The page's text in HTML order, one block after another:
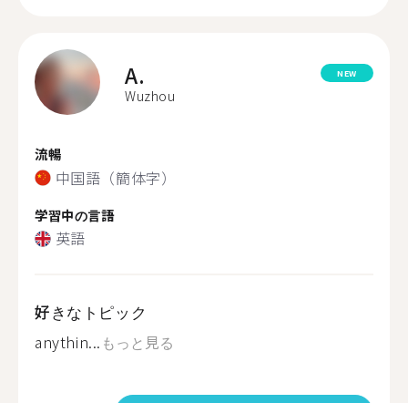
A.
Wuzhou
NEW
流暢
中国語（簡体字）
学習中の言語
英語
好きなトピック
anythin... もっと見る